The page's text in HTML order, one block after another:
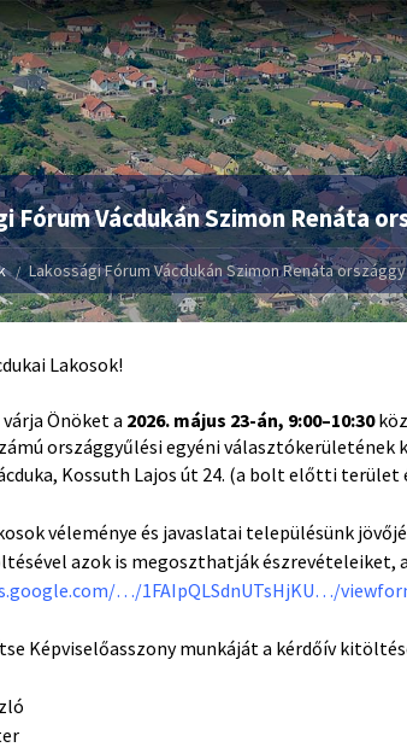
Fórum Vácdukán Szimon Renáta
Lakossági Fórum Vácdukán Szimon Renáta
Lakosok!
Önöket a 2026. május 23-án, 9:00–10:30
országgyűlési egyéni választókerületének
Kossuth Lajos út 24. (a bolt előtti
véleménye és javaslatai településünk
azok is megoszthatják észrevételeiket,
…/1FAIpQLSdnUTsHjKU…/
Képviselőasszony munkáját a kérdőív